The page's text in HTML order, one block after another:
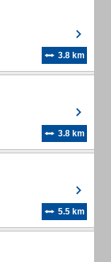
3.8 km
3.8 km
5.5 km